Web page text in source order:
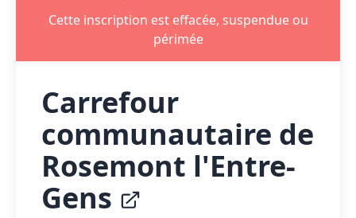
Cette inscription est effacée, suspendue ou
périmée
Carrefour
communautaire de
Rosemont l'Entre-
Gens